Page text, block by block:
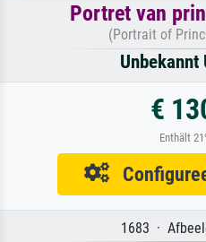
Portret van
(Portrait of
Unbekannt
€
Enthält
1683 ·